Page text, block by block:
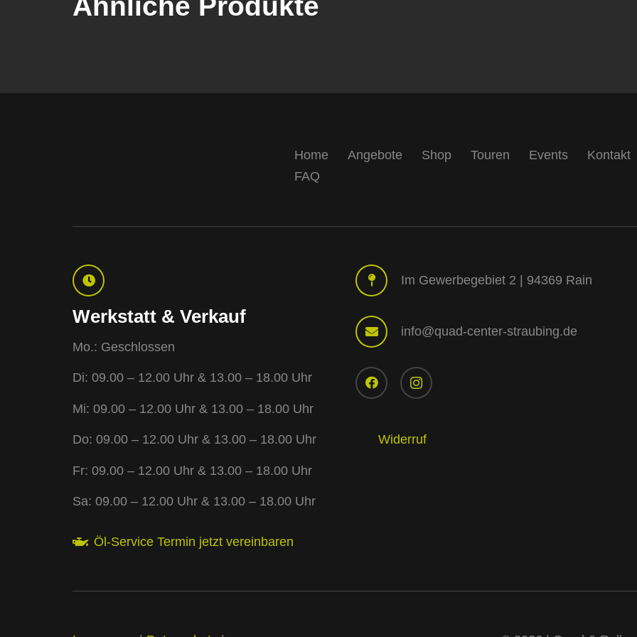
Home Angebote Shop Touren Events
Kontakt
FAQ
Werkstatt & Verkauf
Mo.: Geschlossen
Di: 09.00 – 12.00 Uhr & 13.00 – 18.00 Uhr
Mi: 09.00 – 12.00 Uhr & 13.00 – 18.00 Uhr
Do: 09.00 – 12.00 Uhr & 13.00 – 18.00 Uhr
Fr: 09.00 – 12.00 Uhr & 13.00 – 18.00 Uhr
Sa: 09.00 – 12.00 Uhr & 13.00 – 18.00 Uhr
Öl-Service Termin jetzt vereinbaren
Im Gewerbegebiet 2 | 94369 Rain
info@quad-center-straubing.de
Widerruf